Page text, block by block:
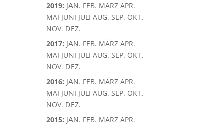
2019: JAN. FEB. MÄRZ APR.
MAI JUNI JULI AUG. SEP. OKT.
NOV. DEZ.
2017: JAN. FEB. MÄRZ APR.
MAI JUNI JULI AUG. SEP. OKT.
NOV. DEZ.
2016: JAN. FEB. MÄRZ APR.
MAI JUNI JULI AUG. SEP. OKT.
NOV. DEZ.
2015: JAN. FEB. MÄRZ APR.